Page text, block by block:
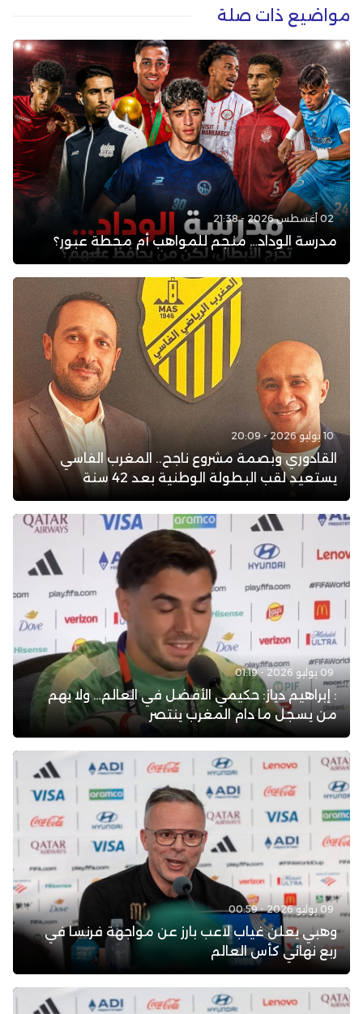
مواضيع ذات صلة
02 أغسطس 2026 - 21:38
مدرسة الوداد… منجم للمواهب أم محطة عبور؟
10 يوليو 2026 - 20:09
القادوري وبصمة مشروع ناجح.. المغرب الفاسي
يستعيد لقب البطولة الوطنية بعد 42 سنة
09 يوليو 2026 - 01:19
: إبراهيم دياز: حكيمي الأفضل في العالم… ولا يهم
من يسجل ما دام المغرب ينتصر
09 يوليو 2026 - 00:59
وهبي يعلن غياب لاعب بارز عن مواجهة فرنسا في
ربع نهائي كأس العالم